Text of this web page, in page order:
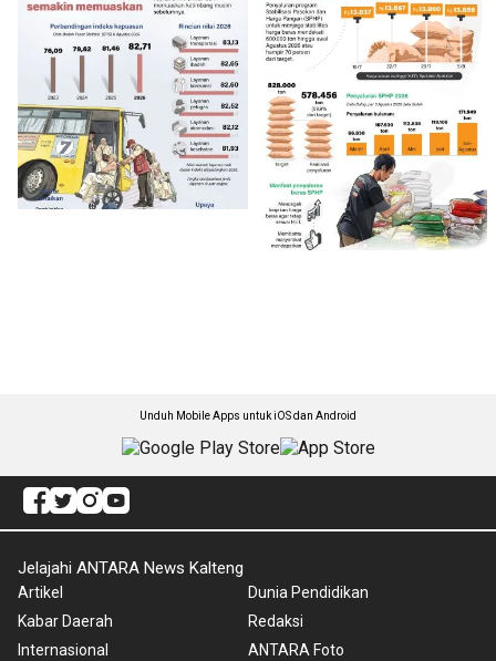
Unduh Mobile Apps untuk iOS dan Android
Jelajahi ANTARA News Kalteng
Artikel
Kabar Daerah
Internasional
Dunia Pendidikan
Redaksi
ANTARA Foto